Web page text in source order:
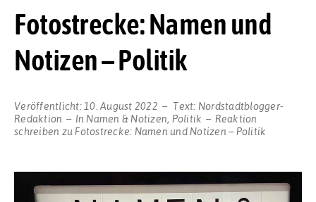
Fotostrecke: Namen und
Notizen – Politik
Veröffentlicht: 10. August 2022 Text: Nordstadtblogger-
Redaktion
In Namen & Notizen, Politik
Reaktion
schreiben zu Fotostrecke: Namen und Notizen – Politik